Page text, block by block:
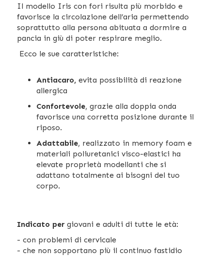
Il modello Iris con fori risulta più morbido e
favorisce la circolazione dell’aria permettendo
soprattutto alla persona abituata a dormire a
pancia in giù di poter respirare meglio.
Ecco le sue caratteristiche:
Antiacaro, evita possibilità di reazione
allergica
Confortevole, grazie alla doppia onda
favorisce una corretta posizione durante il
riposo.
Adattabile, realizzato in memory foam e
materiali poliuretanici visco-elastici ha
elevate proprietà modellanti che si
adattano totalmente ai bisogni del tuo
corpo.
Indicato per giovani e adulti di tutte le età:
- con problemi di cervicale
- che non sopportano più il continuo fastidio